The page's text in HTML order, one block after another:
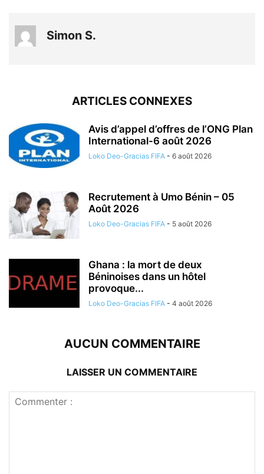
Simon S.
ARTICLES CONNEXES
Avis d’appel d’offres de l’ONG Plan
International-6 août 2026
Loko Deo-Gracias FIFA - 6 août 2026
Recrutement à Umo Bénin – 05
Août 2026
Loko Deo-Gracias FIFA - 5 août 2026
Ghana : la mort de deux
Béninoises dans un hôtel
provoque...
Loko Deo-Gracias FIFA - 4 août 2026
AUCUN COMMENTAIRE
LAISSER UN COMMENTAIRE